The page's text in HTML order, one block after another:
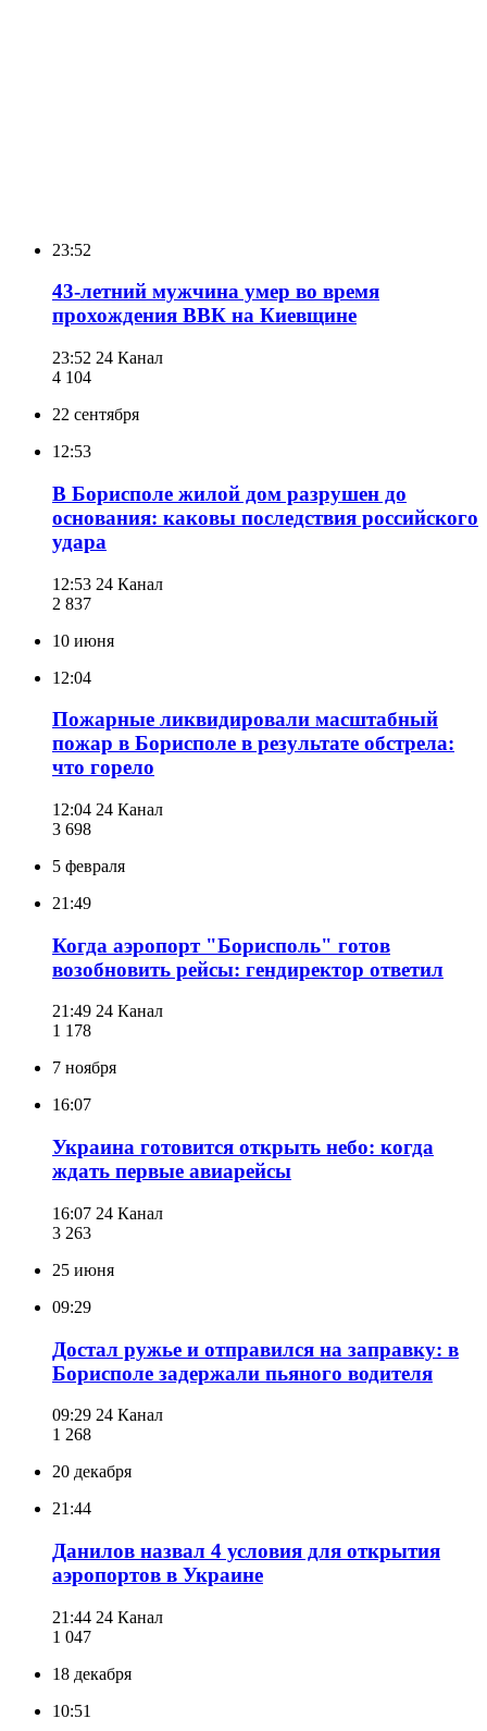
23:52
43-летний мужчина умер во время
прохождения ВВК на Киевщине
23:52 24 Канал
4 104
22 сентября
12:53
В Борисполе жилой дом разрушен до
основания: каковы последствия российского
удара
12:53 24 Канал
2 837
10 июня
12:04
Пожарные ликвидировали масштабный
пожар в Борисполе в результате обстрела:
что горело
12:04 24 Канал
3 698
5 февраля
21:49
Когда аэропорт "Борисполь" готов
возобновить рейсы: гендиректор ответил
21:49 24 Канал
1 178
7 ноября
16:07
Украина готовится открыть небо: когда
ждать первые авиарейсы
16:07 24 Канал
3 263
25 июня
09:29
Достал ружье и отправился на заправку: в
Борисполе задержали пьяного водителя
09:29 24 Канал
1 268
20 декабря
21:44
Данилов назвал 4 условия для открытия
аэропортов в Украине
21:44 24 Канал
1 047
18 декабря
10:51